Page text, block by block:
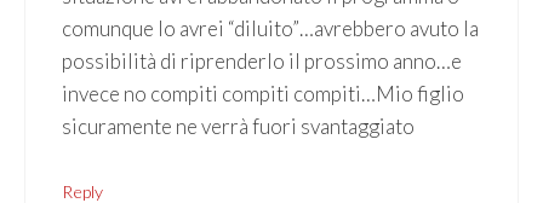
comunque lo avrei “diluito”…avrebbero avuto la
possibilità di riprenderlo il prossimo anno…e
invece no compiti compiti compiti…Mio figlio
sicuramente ne verrà fuori svantaggiato
Reply